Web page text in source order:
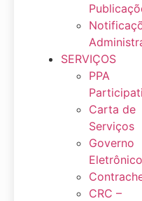
SERVIÇOS
PPA
Carta de
Serviços
Governo
Eletrônico
CRC –